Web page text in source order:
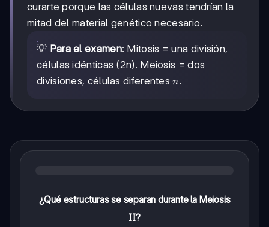
curarte porque las células nuevas tendrían la
mitad del material genético necesario.
💡 Para el examen: Mitosis = una división,
células idénticas (2n). Meiosis = dos
divisiones, células diferentesn
n.
¿Qué estructuras se separan durante la Meiosis
II?